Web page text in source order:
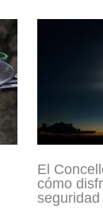
El
cómo
seguridad